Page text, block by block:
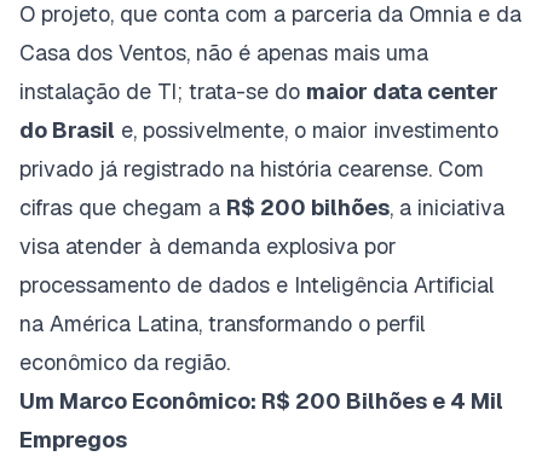
O projeto, que conta com a parceria da Omnia e da
Casa dos Ventos, não é apenas mais uma
instalação de TI; trata-se do maior data center
do Brasil e, possivelmente, o maior investimento
privado já registrado na história cearense. Com
cifras que chegam a R$ 200 bilhões, a iniciativa
visa atender à demanda explosiva por
processamento de dados e Inteligência Artificial
na América Latina, transformando o perfil
econômico da região.
Um Marco Econômico: R$ 200 Bilhões e 4 Mil
Empregos